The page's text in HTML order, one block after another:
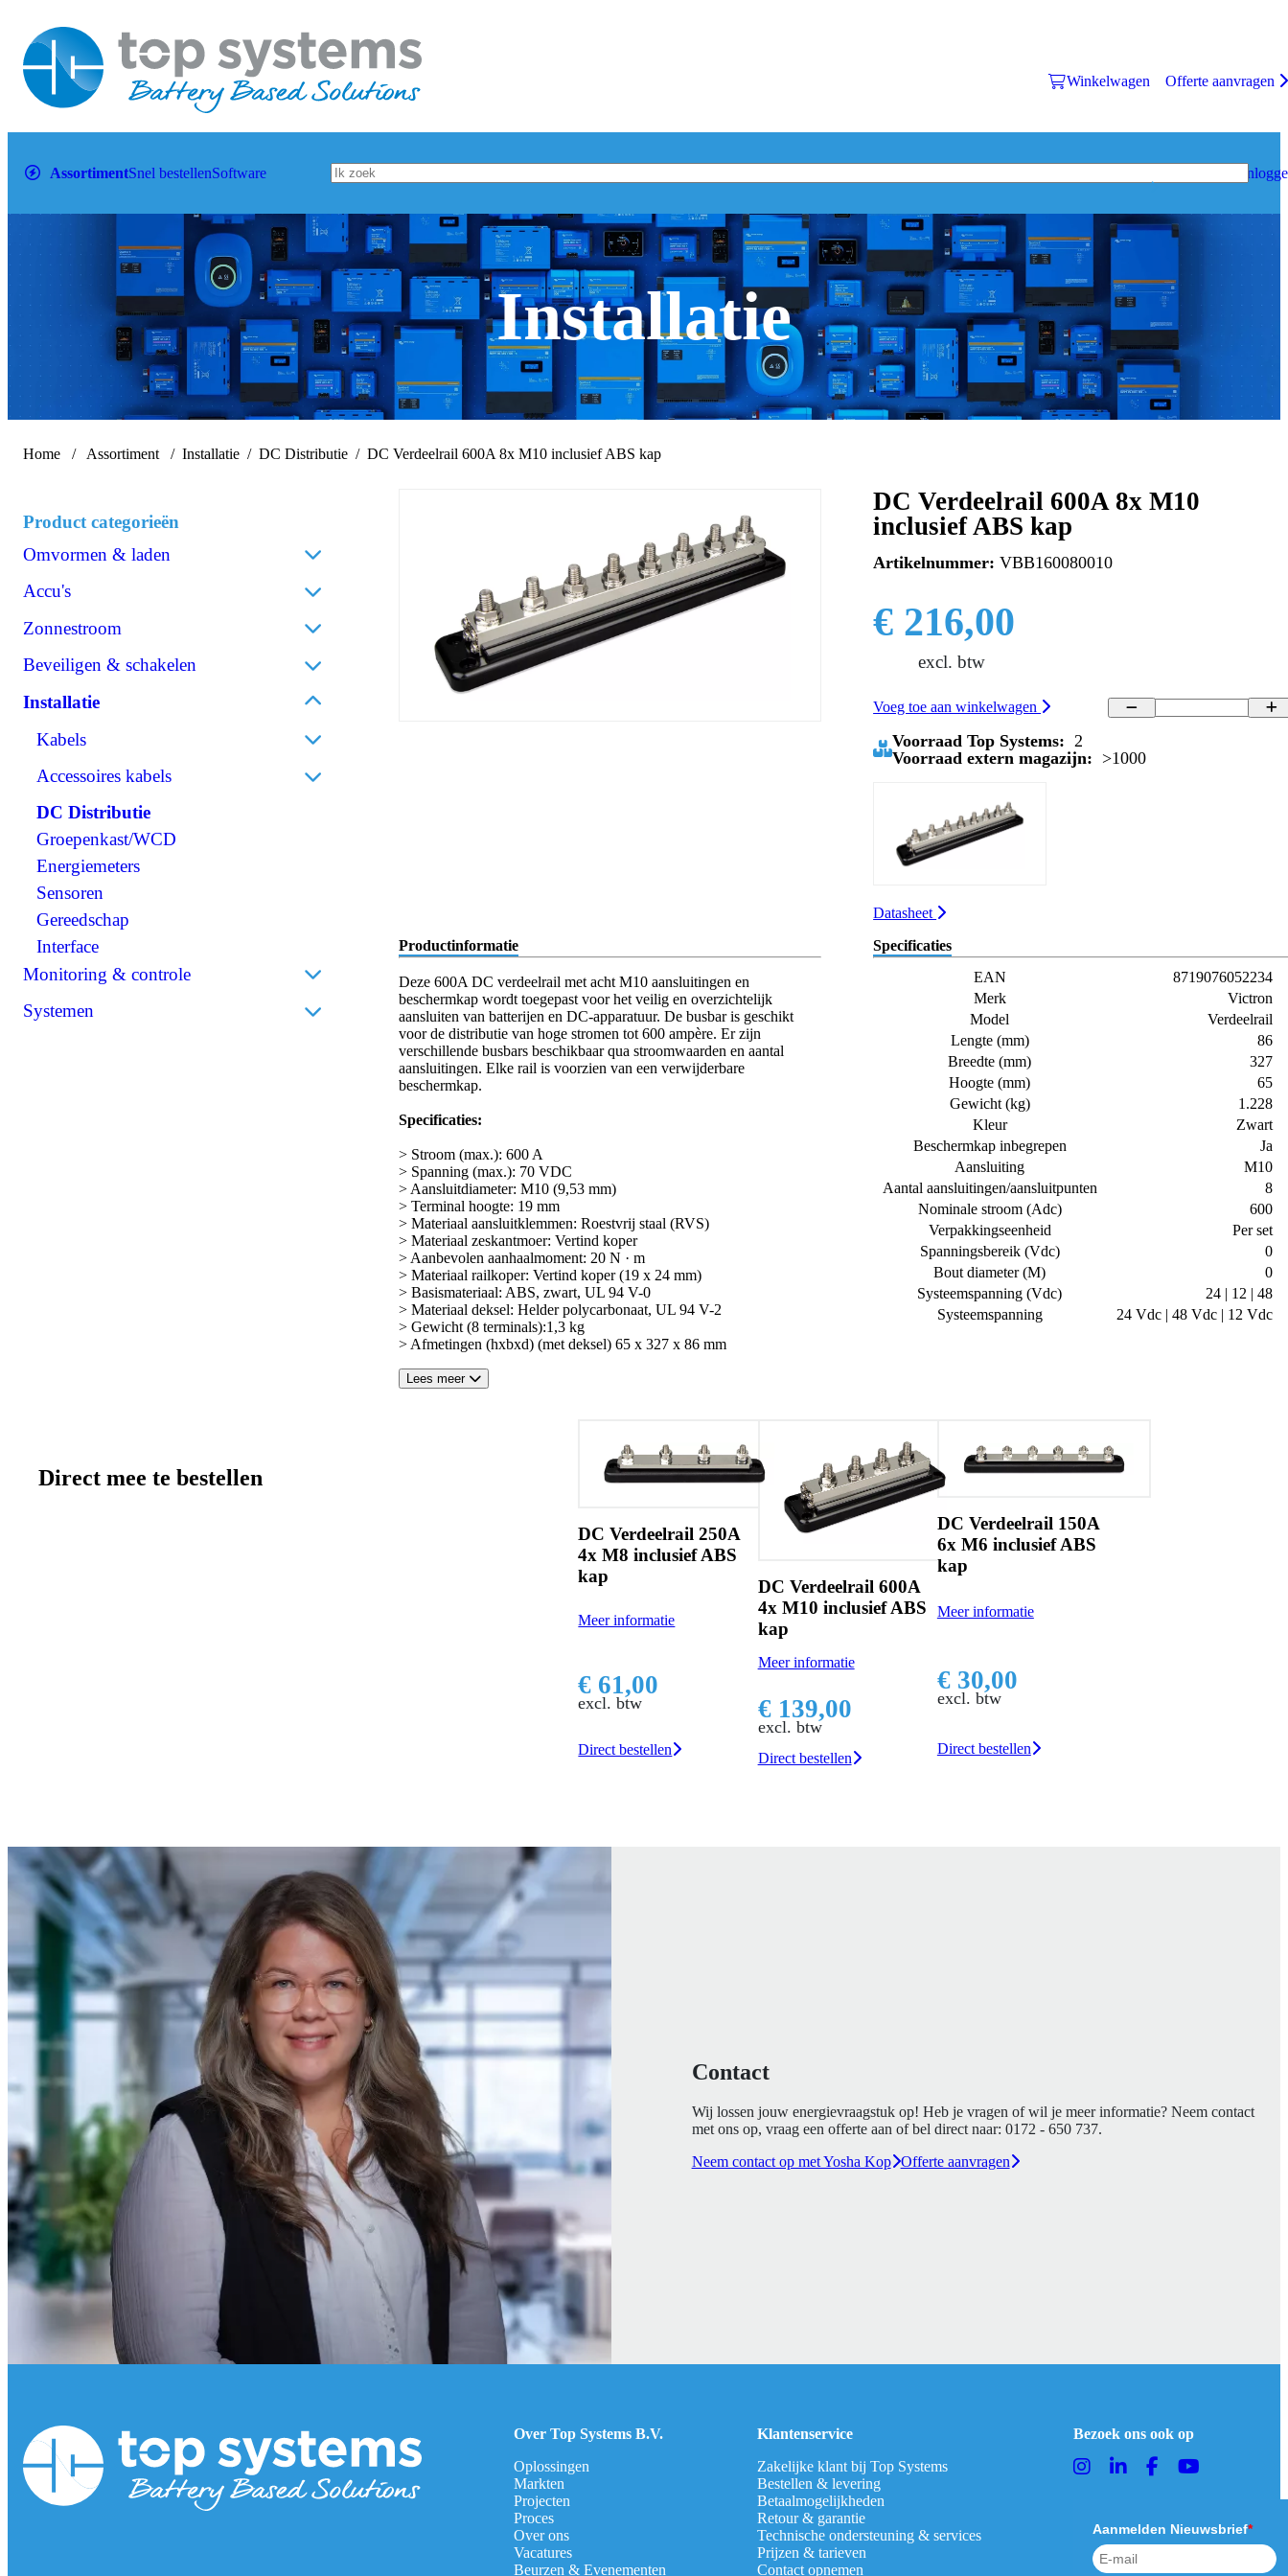
Winkelwagen Offerte aanvragen
AssortimentSnel bestellenSoftware
Installatie
Home Assortiment Installatie DC Distributie DC Verdeelrail 600A 8x M10 inclusief ABS kap
Product categorieën
Omvormen & laden
Acculaders
Omvormen/laden combi
Omvormen DC/AC
120V Producten
IEC/UK Producten
Accessoires Omvormen & laden
Accu's
Lithium
AGM
Spiraalcel
Tractie
OPzS
Accessoires accu's
Zonnestroom
Zonnepanelen
Omvormers zonnepanelen
Beveiligen & schakelen
Omschakelautomaten
Isolatiebewakers
Zekeringhouders
Schakelaars
Relais
Scheidingstransformatoren
BMS (Battery Management System)
Installatie
Kabels
Accu
Walstroom
Communicatie
Remote control
Solar
Installatie
Accessoires kabels
Perskabelogen
Accuklemmen
Isolatiekappen
Stekkers
Krimpkousen
DC Distributie
Groepenkast/WCD
Energiemeters
Sensoren
Gereedschap
Interface
Monitoring & controle
Accumonitors
Systemen
DC Verdeelrail 600A 8x M10
inclusief ABS kap
Artikelnummer: VBB160080010
€ 216,00
excl. btw
Voeg toe aan winkelwagen
Voorraad Top Systems: 2
Voorraad extern magazijn: >1000
Datasheet
Productinformatie
Deze 600A DC verdeelrail met acht M10 aansluitingen en
beschermkap wordt toegepast voor het veilig en overzichtelijk
aansluiten van batterijen en DC-apparatuur. De busbar is geschikt
voor de distributie van hoge stromen tot 600 ampère. Er zijn
verschillende busbars beschikbaar qua stroomwaarden en aantal
aansluitingen. Elke rail is voorzien van een verwijderbare
beschermkap.
Specificaties:
> Stroom (max.): 600 A
> Spanning (max.): 70 VDC
> Aansluitdiameter: M10 (9,53 mm)
> Terminal hoogte: 19 mm
> Materiaal aansluitklemmen: Roestvrij staal (RVS)
> Materiaal zeskantmoer: Vertind koper
> Aanbevolen aanhaalmoment: 20 N · m
> Materiaal railkoper: Vertind koper (19 x 24 mm)
> Basismateriaal: ABS, zwart, UL 94 V-0
> Materiaal deksel: Helder polycarbonaat, UL 94 V-2
> Gewicht (8 terminals):1,3 kg
> Afmetingen (hxbxd) (met deksel) 65 x 327 x 86 mm
Lees meer
Specificaties
EAN
8719076052234
Merk
Victron
Model
Verdeelrail
Lengte (mm)
86
Breedte (mm)
327
Hoogte (mm)
65
Gewicht (kg)
1.228
Kleur
Zwart
Beschermkap inbegrepen
Ja
Aansluiting
M10
Aantal aansluitingen/aansluitpunten
8
Nominale stroom (Adc)
600
Verpakkingseenheid
Per set
Spanningsbereik (Vdc)
0
Bout diameter (M)
0
Systeemspanning (Vdc)
24 | 12 | 48
Systeemspanning
24 Vdc | 48 Vdc | 12 Vdc
Direct mee te bestellen
DC Verdeelrail 250A
4x M8 inclusief ABS
kap
Meer informatie
€ 61,00
excl. btw
Direct bestellen
DC Verdeelrail 600A
4x M10 inclusief ABS
kap
Meer informatie
€ 139,00
excl. btw
Direct bestellen
DC Verdeelrail 150A
6x M6 inclusief ABS
kap
Meer informatie
€ 30,00
excl. btw
Direct bestellen
Contact
Wij lossen jouw energievraagstuk op! Heb je vragen of wil je meer informatie? Neem contact
met ons op, vraag een offerte aan of bel direct naar: 0172 - 650 737.
Neem contact op met Yosha Kop Offerte aanvragen
Over Top Systems B.V.
Oplossingen
Markten
Projecten
Proces
Over ons
Vacatures
Beurzen & Evenementen
Klantenservice
Zakelijke klant bij Top Systems
Bestellen & levering
Betaalmogelijkheden
Retour & garantie
Technische ondersteuning & services
Prijzen & tarieven
Contact opnemen
Bezoek ons ook op
Aanmelden Nieuwsbrief*